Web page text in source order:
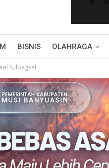
BISNIS OLAHRAGA
Sulbagsel